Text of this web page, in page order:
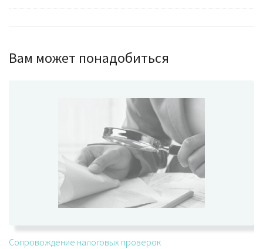
Вам может понадобиться
Сопровождение налоговых проверок